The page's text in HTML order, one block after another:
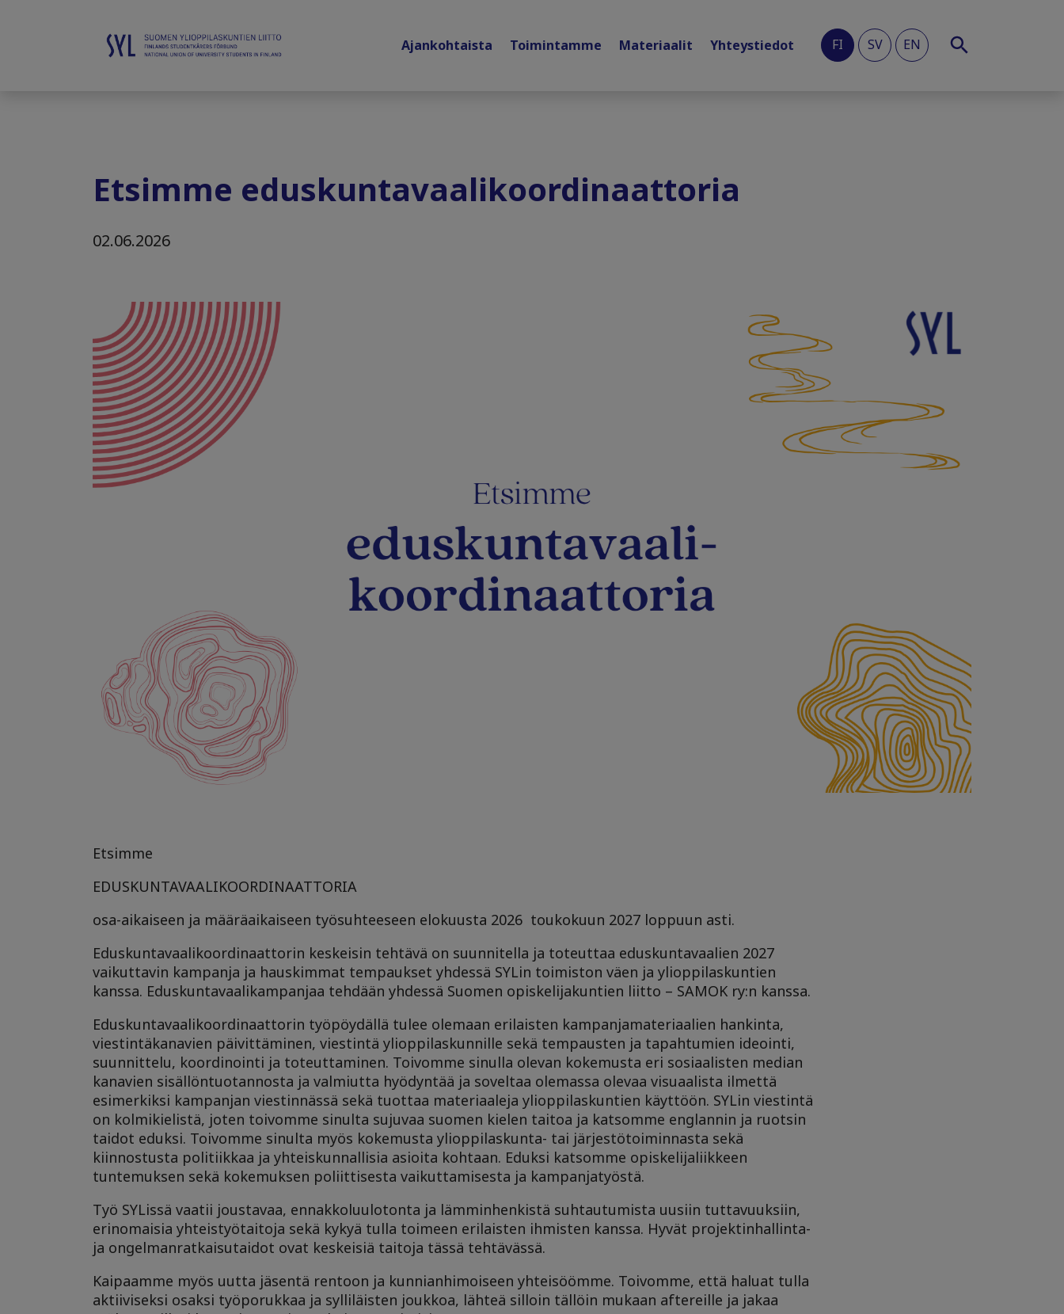
Ajankohtaista Toimintamme Materiaalit Yhteystiedot FI SV EN
Etsimme eduskuntavaalikoordinaattoria
02.06.2026
Etsimme
EDUSKUNTAVAALIKOORDINAATTORIA
osa-aikaiseen ja määräaikaiseen työsuhteeseen elokuusta 2026 toukokuun 2027 loppuun asti.
Eduskuntavaalikoordinaattorin keskeisin tehtävä on suunnitella ja toteuttaa eduskuntavaalien 2027
vaikuttavin kampanja ja hauskimmat tempaukset yhdessä SYLin toimiston väen ja ylioppilaskuntien
kanssa. Eduskuntavaalikampanjaa tehdään yhdessä Suomen opiskelijakuntien liitto – SAMOK ry:n kanssa.
Eduskuntavaalikoordinaattorin työpöydällä tulee olemaan erilaisten kampanjamateriaalien hankinta,
viestintäkanavien päivittäminen, viestintä ylioppilaskunnille sekä tempausten ja tapahtumien ideointi,
suunnittelu, koordinointi ja toteuttaminen. Toivomme sinulla olevan kokemusta eri sosiaalisten median
kanavien sisällöntuotannosta ja valmiutta hyödyntää ja soveltaa olemassa olevaa visuaalista ilmettä
esimerkiksi kampanjan viestinnässä sekä tuottaa materiaaleja ylioppilaskuntien käyttöön. SYLin viestintä
on kolmikielistä, joten toivomme sinulta sujuvaa suomen kielen taitoa ja katsomme englannin ja ruotsin
taidot eduksi. Toivomme sinulta myös kokemusta ylioppilaskunta- tai järjestötoiminnasta sekä
kiinnostusta politiikkaa ja yhteiskunnallisia asioita kohtaan. Eduksi katsomme opiskelijaliikkeen
tuntemuksen sekä kokemuksen poliittisesta vaikuttamisesta ja kampanjatyöstä.
Työ SYLissä vaatii joustavaa, ennakkoluulotonta ja lämminhenkistä suhtautumista uusiin tuttavuuksiin,
erinomaisia yhteistyötaitoja sekä kykyä tulla toimeen erilaisten ihmisten kanssa. Hyvät projektinhallinta-
ja ongelmanratkaisutaidot ovat keskeisiä taitoja tässä tehtävässä.
Kaipaamme myös uutta jäsentä rentoon ja kunnianhimoiseen yhteisöömme. Toivomme, että haluat tulla
aktiiviseksi osaksi työporukkaa ja sylliläisten joukkoa, lähteä silloin tällöin mukaan aftereille ja jakaa